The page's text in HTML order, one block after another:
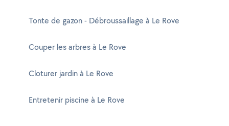
Tonte de gazon - Débroussaillage à Le Rove
Couper les arbres à Le Rove
Cloturer jardin à Le Rove
Entretenir piscine à Le Rove